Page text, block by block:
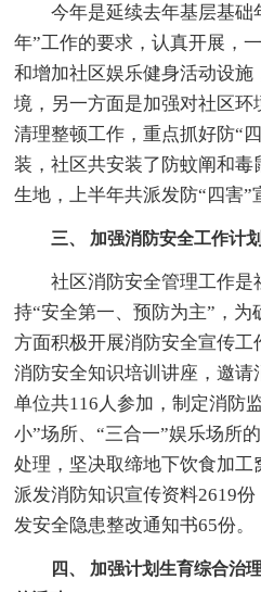
今年是延续去年基层基础
年”工作的要求，认真开展，
和增加社区娱乐健身活动设
境，另一方面是加强对社区
清理整顿工作，重点抓好防“
装，社区共安装了防蚊阐和
生地，上半年共派发防“四害”
三、 加强消防安全工作计
社区消防安全管理工作是
持“安全第一、预防为主”，
方面积极开展消防安全宣传工
消防安全知识培训讲座，邀
单位共116人参加，制定消防
小”场所、“三合一”娱乐场所
处理，坚决取缔地下饮食加
派发消防知识宣传资料2619
发安全隐患整改通知书65份。
四、 加强计划生育综合治